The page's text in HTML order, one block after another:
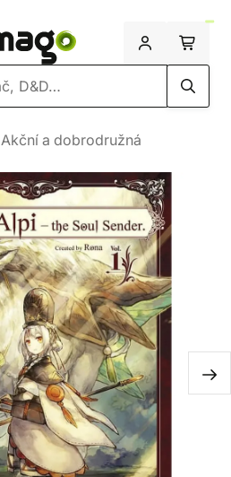
Akční a dobrodružná